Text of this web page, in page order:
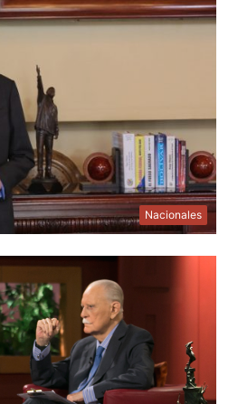
Nacionales